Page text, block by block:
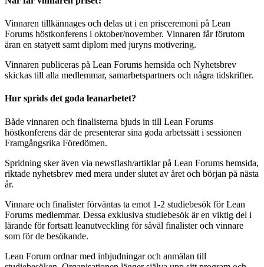
Vinnaren tillkännages och delas ut i en prisceremoni på Lean
Forums höstkonferens i oktober/november. Vinnaren får förutom
äran en statyett samt diplom med juryns motivering.
Vinnaren publiceras på Lean Forums hemsida och Nyhetsbrev
skickas till alla medlemmar, samarbetspartners och några tidskrifter.
Hur sprids det goda leanarbetet?
Både vinnaren och finalisterna bjuds in till Lean Forums
höstkonferens där de presenterar sina goda arbetssätt i sessionen
Framgångsrika Föredömen.
Spridning sker även via newsflash/artiklar på Lean Forums hemsida,
riktade nyhetsbrev med mera under slutet av året och början på nästa
år.
Vinnare och finalister förväntas ta emot 1-2 studiebesök för Lean
Forums medlemmar. Dessa exklusiva studiebesök är en viktig del i
lärande för fortsatt leanutveckling för såväl finalister och vinnare
som för de besökande.
Lean Forum ordnar med inbjudningar och anmälan till